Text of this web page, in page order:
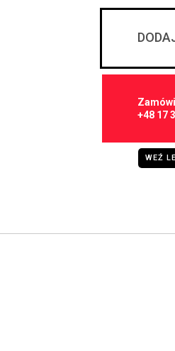
+48 17
WEŹ